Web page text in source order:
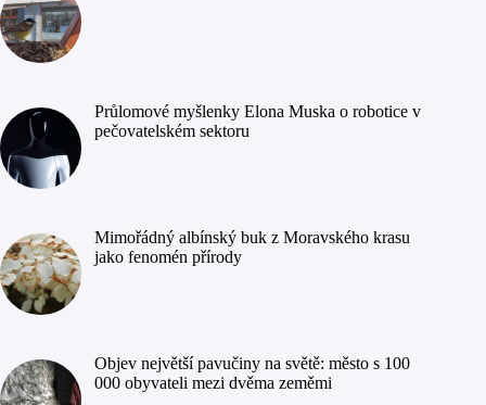
Průlomové myšlenky Elona Muska o robotice v
pečovatelském sektoru
Mimořádný albínský buk z Moravského krasu
jako fenomén přírody
Objev největší pavučiny na světě: město s 100
000 obyvateli mezi dvěma zeměmi